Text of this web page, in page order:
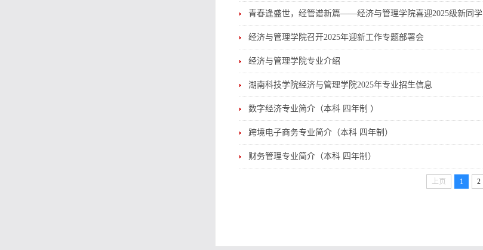
青春逢盛世，经管谱新篇——经济与管理学院喜迎2025级新同学
经济与管理学院召开2025年迎新工作专题部署会
经济与管理学院专业介绍
湖南科技学院经济与管理学院2025年专业招生信息
数字经济专业简介（本科 四年制 ）
跨境电子商务专业简介（本科 四年制）
财务管理专业简介（本科 四年制）
上页 1 2